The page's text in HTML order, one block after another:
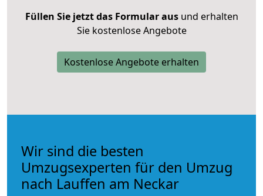
Füllen Sie jetzt das Formular ausund erhalten
Sie kostenlose Angebote
Kostenlose Angebote erhalten
Wir sind die besten
Umzugsexperten für den Umzug
nach Lauffen am Neckar